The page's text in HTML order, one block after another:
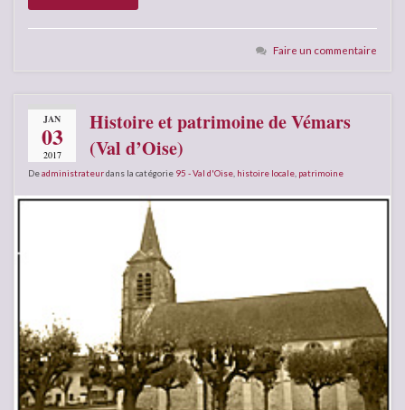
Faire un commentaire
JAN
03
2017
Histoire et patrimoine de Vémars
(Val d’Oise)
Deadministrateurdans la catégorie 95 - Val d'Oise histoire locale patrimoine